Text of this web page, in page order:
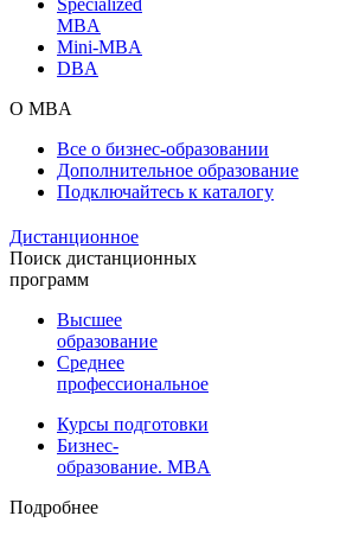
MBA
Mini-MBA
DBA
О MBA
Все о бизнес-образовании
Дополнительное образование
Подключайтесь к каталогу
Дистанционное
Поиск дистанционных
программ
Высшее
образование
Среднее
профессиональное
Курсы подготовки
Бизнес-
образование. MBA
Подробнее